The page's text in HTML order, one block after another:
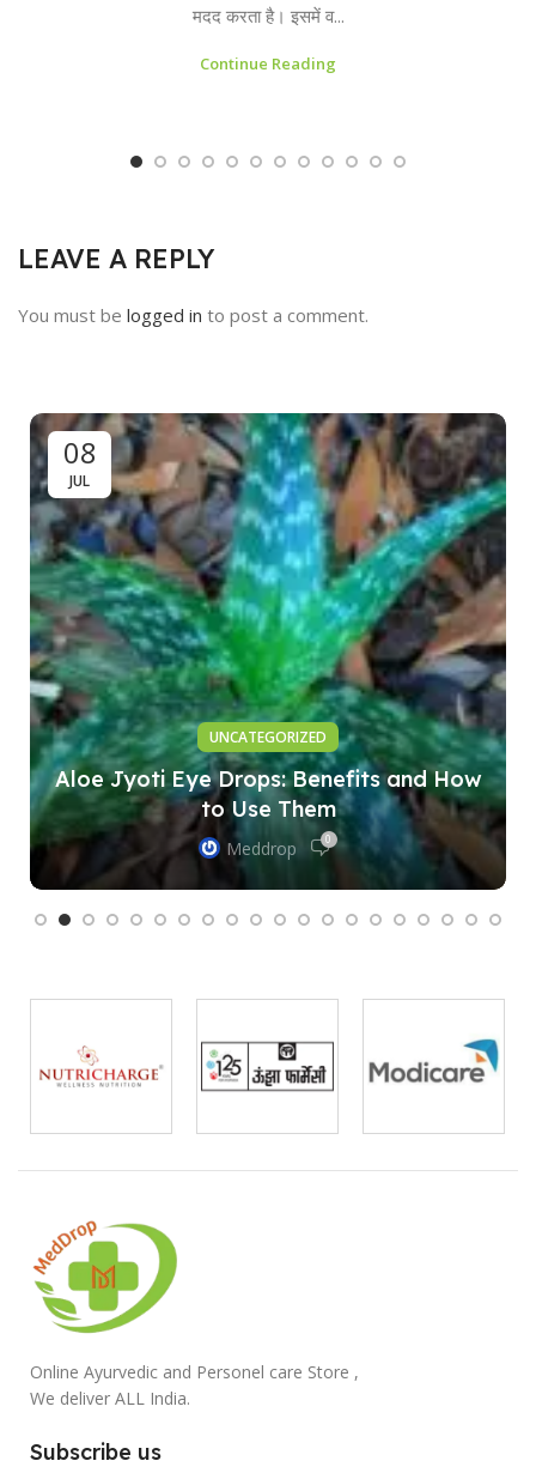
मदद करता है। इसमें व...
Continue Reading
LEAVE A REPLY
You must be logged in to post a comment.
08
JUL
UNCATEGORIZED
Aloe Jyoti Eye Drops: Benefits and How
to Use Them
Meddrop 0
Online Ayurvedic and Personel care Store ,
We deliver ALL India.
Subscribe us